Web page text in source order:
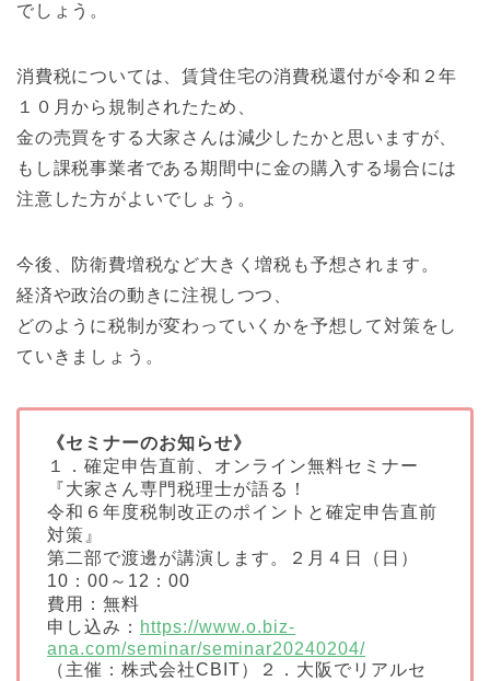
でしょう。
消費税については、賃貸住宅の消費税還付が令和２年
１０月から規制されたため、
金の売買をする大家さんは減少したかと思いますが、
もし課税事業者である期間中に金の購入する場合には
注意した方がよいでしょう。
今後、防衛費増税など大きく増税も予想されます。
経済や政治の動きに注視しつつ、
どのように税制が変わっていくかを予想して対策をし
ていきましょう。
《セミナーのお知らせ》
１．確定申告直前、オンライン無料セミナー
『大家さん専門税理士が語る！
令和６年度税制改正のポイントと確定申告直前
対策』
第二部で渡邊が講演します。２月４日（日）
10：00～12：00
費用：無料
申し込み： https://www.o.biz-
ana.com/seminar/seminar20240204/
（主催：株式会社CBIT）２．大阪でリアルセ